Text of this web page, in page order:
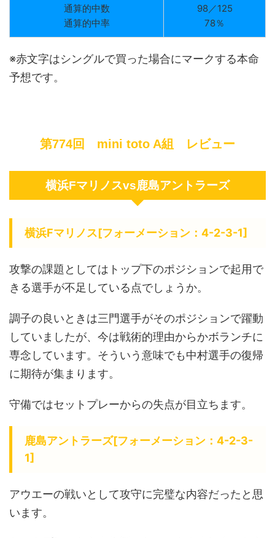
通算的中数
通算的中率
98／125
78％
※赤文字はシングルで買った場合にマークする本命
予想です。
第774回 mini toto A組 レビュー
横浜Fマリノスvs鹿島アントラーズ
横浜Fマリノス[フォーメーション：4-2-3-1]
攻撃の課題としてはトップ下のポジションで起用で
きる選手が不足している点でしょうか。
調子の良いときは三門選手がそのポジションで躍動
していましたが、今は戦術的理由からかボランチに
専念しています。そういう意味でも中村選手の復帰
に期待が集まります。
守備ではセットプレーからの失点が目立ちます。
鹿島アントラーズ[フォーメーション：4-2-3-
1]
アウエーの戦いとして攻守に完璧な内容だったと思
います。